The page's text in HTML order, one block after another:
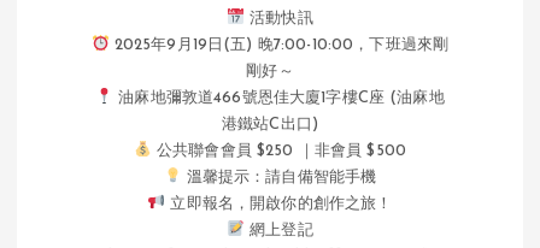
活動快訊
2025年9月19日(五) 晚7:00-10:00，下班過來剛
剛好～
油麻地彌敦道466號恩佳大廈1字樓C座 (油麻地
港鐵站C出口)
公共聯會會員 $250 ｜非會員 $500
溫馨提示：請自備智能手機
立即報名，開啟你的創作之旅！
網上登記